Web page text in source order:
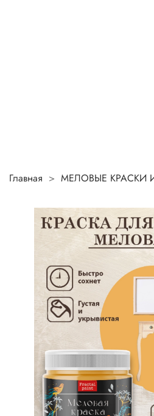
Главная МЕЛОВЫЕ КРАСКИ